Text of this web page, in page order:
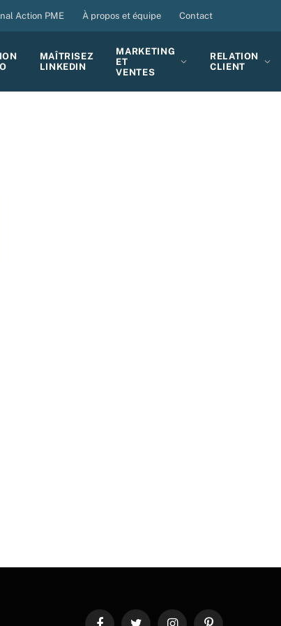
Action PME À propos et équipe Contact
MAÎTRISEZ
LINKEDIN
MARKETING
ET
VENTES
RELATION
CLIENT